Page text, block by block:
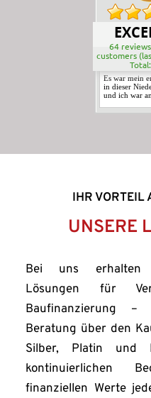
64
customers
Es war mein
in dieser
und ich war
Nachträglich
IHR VORTEIL
UNSERE
Bei uns erhalten
Lösungen für
Baufinanzierung
Beratung über den
Silber, Platin und
kontinuierlichen
finanziellen Werte